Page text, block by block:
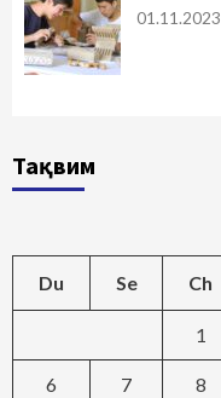
01.11.2023
Тақвим
Du Se Ch
1
6 7 8